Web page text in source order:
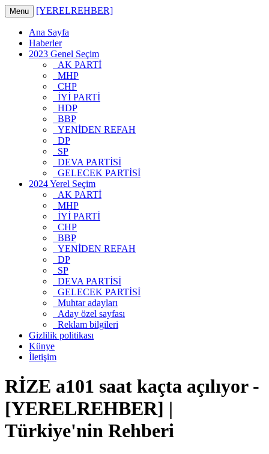
Menu [YERELREHBER]
Ana Sayfa
Haberler
2023 Genel Seçim
AK PARTİ
MHP
CHP
İYİ PARTİ
HDP
BBP
YENİDEN REFAH
DP
SP
DEVA PARTİSİ
GELECEK PARTİSİ
2024 Yerel Seçim
AK PARTİ
MHP
İYİ PARTİ
CHP
BBP
YENİDEN REFAH
DP
SP
DEVA PARTİSİ
GELECEK PARTİSİ
Muhtar adayları
Aday özel sayfası
Reklam bilgileri
Gizlilik politikası
Künye
İletişim
RİZE a101 saat kaçta açılıyor -
[YERELREHBER] |
Türkiye'nin Rehberi